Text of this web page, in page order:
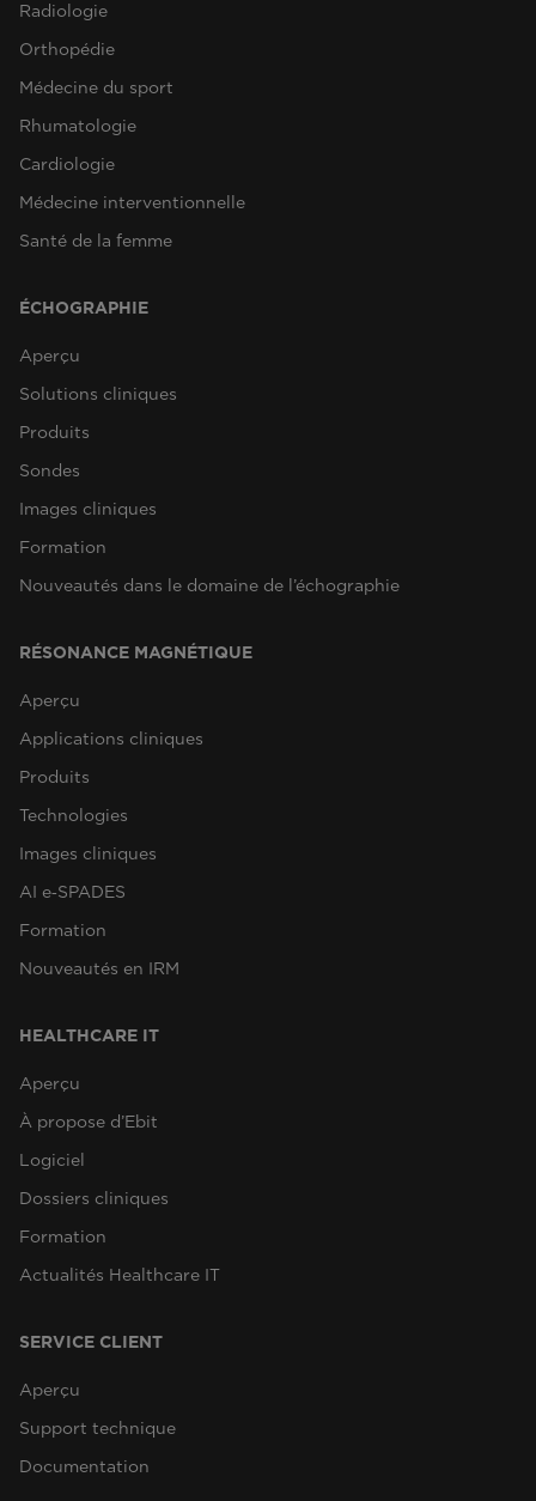
Radiologie
Orthopédie
Médecine du sport
Rhumatologie
Cardiologie
Médecine interventionnelle
Santé de la femme
ÉCHOGRAPHIE
Aperçu
Solutions cliniques
Produits
Sondes
Images cliniques
Formation
Nouveautés dans le domaine de l’échographie
RÉSONANCE MAGNÉTIQUE
Aperçu
Applications cliniques
Produits
Technologies
Images cliniques
AI e‑SPADES
Formation
Nouveautés en IRM
HEALTHCARE IT
Aperçu
À propose d’Ebit
Logiciel
Dossiers cliniques
Formation
Actualités Healthcare IT
SERVICE CLIENT
Aperçu
Support technique
Documentation